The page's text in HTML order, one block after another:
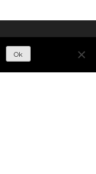
Ok